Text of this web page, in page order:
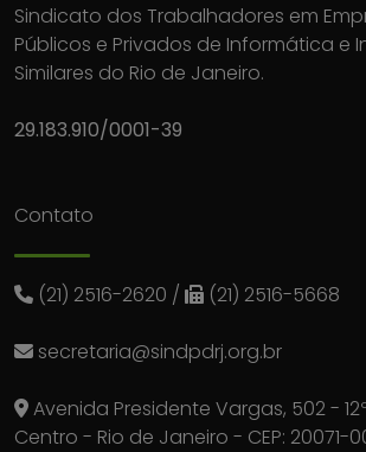
Sindicato dos Trabalhadores em
Públicos e Privados de Informática e
Similares do Rio de Janeiro.
29.183.910/0001-39
Contato
(21) 2516-2620 / (21) 2516-5668
secretaria@sindpdrj.org.br
Avenida Presidente Vargas, 502 -
Centro - Rio de Janeiro - CEP: 20071-